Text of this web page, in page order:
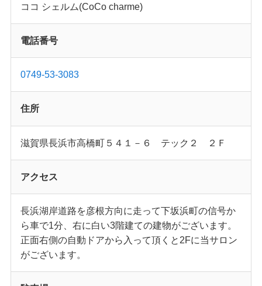
ココ シェルム(CoCo charme)
電話番号
0749-53-3083
住所
滋賀県長浜市高橋町５４１－６ テック２ ２Ｆ
アクセス
長浜湖岸道路を彦根方向に走って下坂浜町の信号か
ら車で1分、右に白い3階建ての建物がございます。
正面右側の自動ドアから入って頂くと2Fに当サロン
がございます。